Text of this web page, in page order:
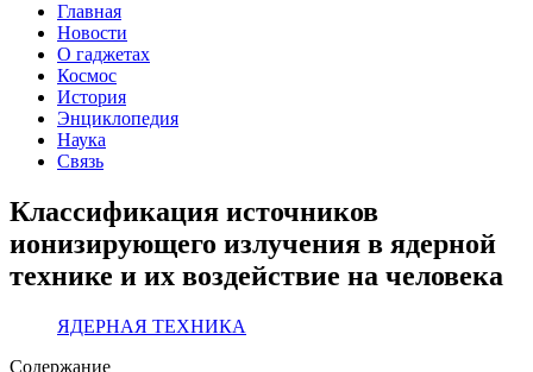
Главная
Новости
О гаджетах
Космос
История
Энциклопедия
Наука
Связь
Классификация источников
ионизирующего излучения в ядерной
технике и их воздействие на человека
ЯДЕРНАЯ ТЕХНИКА
Содержание